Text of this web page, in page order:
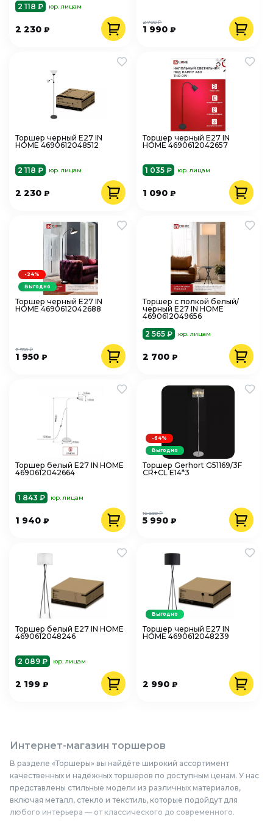
2 118 ₽ юр. лицам
2 230 ₽ 1 990₽
2 700 ₽
Торшер черный Е27 IN
HOME 4690612048512
2 118 ₽ юр. лицам
2 230 ₽
Торшер черный Е27 IN
HOME 4690612042657
1 035 ₽ юр. лицам
1 090₽
Торшер черный Е27 IN
HOME 4690612042688
1 950 ₽
2 550 ₽
-24%
Выгодно
Торшер с полкой белый/
черный Е27 IN HOME
4690612049656
2 565 ₽
юр. лицам
2 700₽
Торшер белый Е27 IN HOME
4690612042664
1 843 ₽ юр. лицам
1 940 ₽
Торшер Gerhort G51169/3F
CR+CL Е14*3
5 990₽
16 600 ₽
-64%
Выгодно
Торшер белый Е27 IN HOME
4690612048246
2 089 ₽ юр. лицам
2 199 ₽
Торшер черный Е27 IN
HOME 4690612048239
2 990₽
Выгодно
Интернет-магазин торшеров
В разделе «Торшеры» вы найдёте широкий ассортимент
качественных и надёжных торшеров по доступным ценам. У нас
представлены стильные модели из различных материалов,
включая металл, стекло и текстиль, которые подойдут для
любого интерьера — от классического до современного.